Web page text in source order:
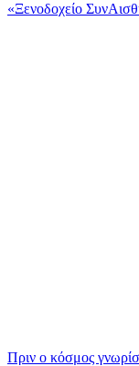
«Ξενοδοχείο
Πριν ο κόσμος